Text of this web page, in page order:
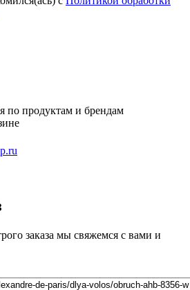
по продуктам и брендам
заказа мы свяжемся с вами и